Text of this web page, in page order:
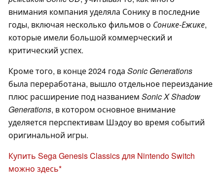
внимания компания уделяла Сонику в последние
годы, включая несколько фильмов о Сонике-Ежике,
которые имели большой коммерческий и
критический успех.
Кроме того, в конце 2024 года Sonic Generations
была переработана, вышло отдельное переиздание
плюс расширение под названием Sonic X Shadow
Generations, в котором основное внимание
уделяется перспективам Шэдоу во время событий
оригинальной игры.
Купить Sega Genesis Classics для Nintendo Switch
можно здесь